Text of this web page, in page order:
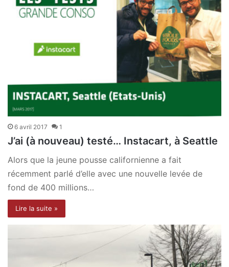
6 avril 2017 1
J’ai (à nouveau) testé… Instacart, à Seattle
Alors que la jeune pousse californienne a fait
récemment parlé d’elle avec une nouvelle levée de
fond de 400 millions…
Lire la suite »